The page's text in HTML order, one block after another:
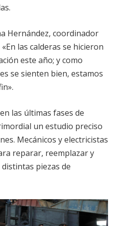
Hernández, coordinador
las calderas se hicieron
este año; y como
se sienten bien, estamos
las últimas fases de
un estudio preciso
Mecánicos y electricistas
reparar, reemplazar y
piezas de